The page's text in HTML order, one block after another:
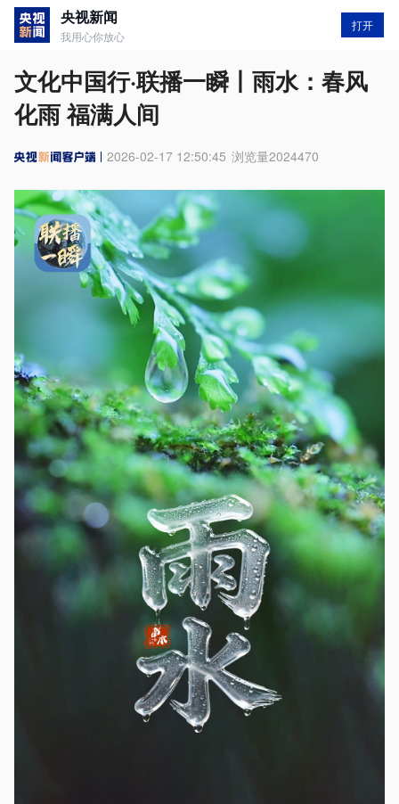
央视新闻
我用心你放心
打开
文化中国行·联播一瞬丨雨水：春风
化雨 福满人间
2026-02-17 12:50:45 浏览量2024470